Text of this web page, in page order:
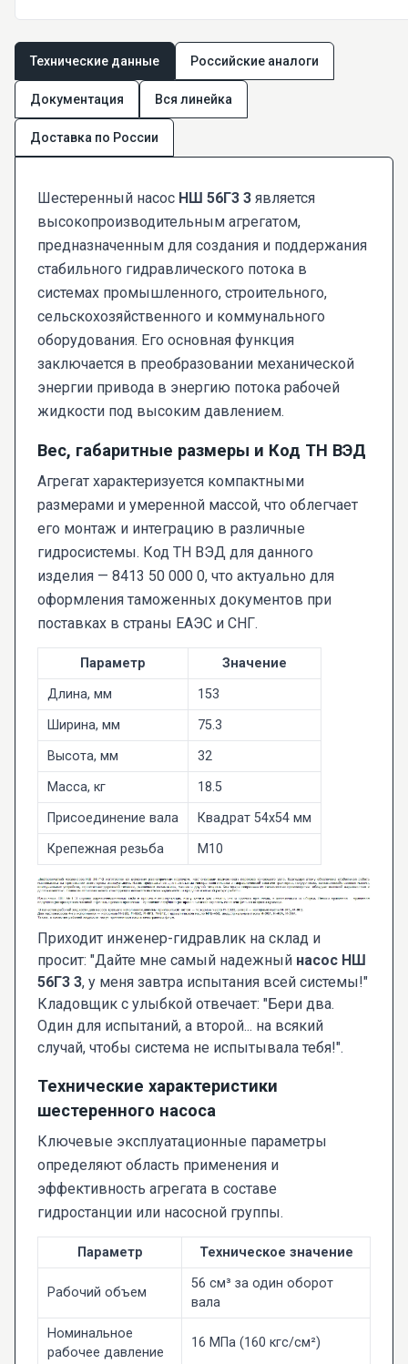
Технические данные Российские аналоги
Документация Вся линейка
Доставка по России
Шестеренный насос НШ 56Г3 3 является
высокопроизводительным агрегатом,
предназначенным для создания и поддержания
стабильного гидравлического потока в
системах промышленного, строительного,
сельскохозяйственного и коммунального
оборудования. Его основная функция
заключается в преобразовании механической
энергии привода в энергию потока рабочей
жидкости под высоким давлением.
Вес, габаритные размеры и Код ТН ВЭД
Агрегат характеризуется компактными
размерами и умеренной массой, что облегчает
его монтаж и интеграцию в различные
гидросистемы. Код ТН ВЭД для данного
изделия — 8413 50 000 0, что актуально для
оформления таможенных документов при
поставках в страны ЕАЭС и СНГ.
Параметр
Значение
Длина, мм
153
Ширина, мм
75.3
Высота, мм
32
Масса, кг
18.5
Присоединение вала
Квадрат 54x54 мм
Крепежная резьба
M10
Приходит инженер-гидравлик на склад и
просит: "Дайте мне самый надежный насос НШ
56Г3 3, у меня завтра испытания всей системы!"
Кладовщик с улыбкой отвечает: "Бери два.
Один для испытаний, а второй... на всякий
случай, чтобы система не испытывала тебя!".
Технические характеристики
шестеренного насоса
Ключевые эксплуатационные параметры
определяют область применения и
эффективность агрегата в составе
гидростанции или насосной группы.
Параметр Техническое значение
Рабочий объем
56 см³ за один оборот
вала
Номинальное
рабочее давление
16 МПа (160 кгс/см²)